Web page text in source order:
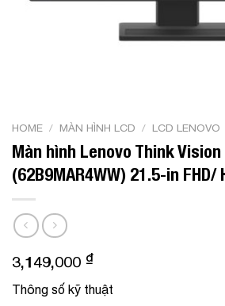
HOME / MÀN HÌNH LCD / LCD LENOVO
Màn hình Lenovo Think
(62B9MAR4WW) 21.5-in FHD/
3,149,000 ₫
Thông số kỹ thuật